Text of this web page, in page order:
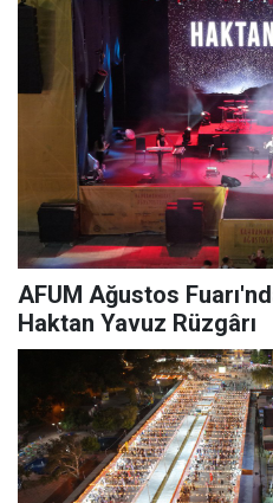
AFUM Ağustos
Haktan Yavuz Rüzgârı